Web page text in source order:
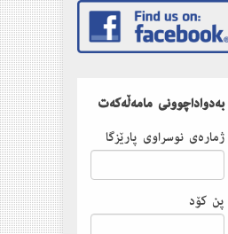
بەدواداچوونى مامەڵەكەت
ژمارەى نوسراوى پارێزگا
پن كۆد